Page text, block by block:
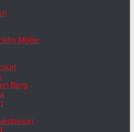
Möller
Berg